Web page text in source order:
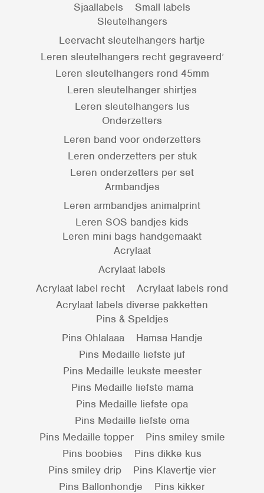
Sjaallabels
Small labels
Sleutelhangers
Leervacht sleutelhangers hartje
Leren sleutelhangers recht gegraveerd’
Leren sleutelhangers rond 45mm
Leren sleutelhanger shirtjes
Leren sleutelhangers lus
Onderzetters
Leren band voor onderzetters
Leren onderzetters per stuk
Leren onderzetters per set
Armbandjes
Leren armbandjes animalprint
Leren SOS bandjes kids
Leren mini bags handgemaakt
Acrylaat
Acrylaat labels
Acrylaat label recht
Acrylaat labels rond
Acrylaat labels diverse pakketten
Pins & Speldjes
Pins Ohlalaaa
Hamsa Handje
Pins Medaille liefste juf
Pins Medaille leukste meester
Pins Medaille liefste mama
Pins Medaille liefste opa
Pins Medaille liefste oma
Pins Medaille topper
Pins smiley smile
Pins boobies
Pins dikke kus
Pins smiley drip
Pins Klavertje vier
Pins Ballonhondje
Pins kikker